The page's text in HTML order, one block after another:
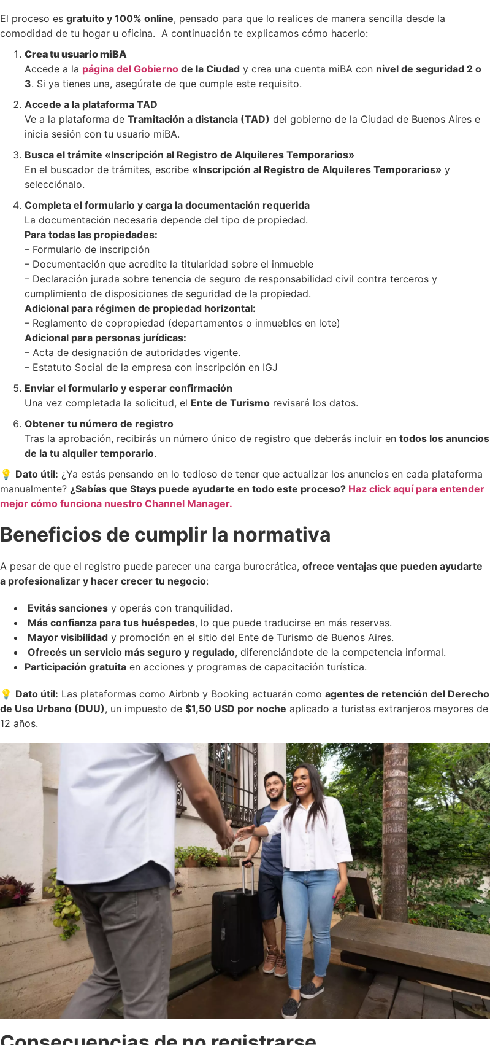
El proceso es gratuito y 100% online, pensado para que lo realices de manera sencilla desde la
comodidad de tu hogar u oficina. A continuación te explicamos cómo hacerlo:
Crea tu usuario miBA
Accede a la página del Gobierno de la Ciudad y crea una cuenta miBA con nivel de seguridad 2 o
3. Si ya tienes una, asegúrate de que cumple este requisito.
Accede a la plataforma TAD
Ve a la plataforma de Tramitación a distancia (TAD) del gobierno de la Ciudad de Buenos Aires e
inicia sesión con tu usuario miBA.
Busca el trámite «Inscripción al Registro de Alquileres Temporarios»
En el buscador de trámites, escribe «Inscripción al Registro de Alquileres Temporarios» y
selecciónalo.
Completa el formulario y carga la documentación requerida
La documentación necesaria depende del tipo de propiedad.
Para todas las propiedades:
– Formulario de inscripción
– Documentación que acredite la titularidad sobre el inmueble
– Declaración jurada sobre tenencia de seguro de responsabilidad civil contra terceros y
cumplimiento de disposiciones de seguridad de la propiedad.
Adicional para régimen de propiedad horizontal:
– Reglamento de copropiedad (departamentos o inmuebles en lote)
Adicional para personas jurídicas:
– Acta de designación de autoridades vigente.
– Estatuto Social de la empresa con inscripción en IGJ
Enviar el formulario y esperar confirmación
Una vez completada la solicitud, el Ente de Turismo revisará los datos.
Obtener tu número de registro
Tras la aprobación, recibirás un número único de registro que deberás incluir en todos los anuncios
de la tu alquiler temporario.
💡 Dato útil: ¿Ya estás pensando en lo tedioso de tener que actualizar los anuncios en cada plataforma
manualmente? ¿Sabías que Stays puede ayudarte en todo este proceso? Haz click aquí para entender
mejor cómo funciona nuestro Channel Manager.
Beneficios de cumplir la normativa
A pesar de que el registro puede parecer una carga burocrática, ofrece ventajas que pueden ayudarte
a profesionalizar y hacer crecer tu negocio:
Evitás sanciones y operás con tranquilidad.
Más confianza para tus huéspedes, lo que puede traducirse en más reservas.
Mayor visibilidad y promoción en el sitio del Ente de Turismo de Buenos Aires.
Ofrecés un servicio más seguro y regulado, diferenciándote de la competencia informal.
Participación gratuita en acciones y programas de capacitación turística.
💡 Dato útil: Las plataformas como Airbnb y Booking actuarán como agentes de retención del Derecho
de Uso Urbano (DUU), un impuesto de $1,50 USD por noche aplicado a turistas extranjeros mayores de
12 años.